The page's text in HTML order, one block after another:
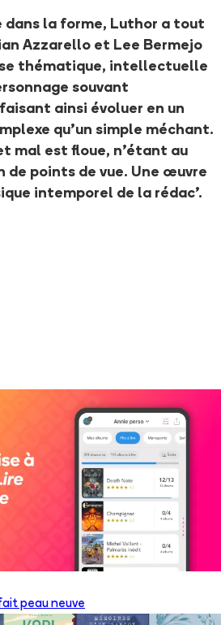
dans la forme, Luthor a tout
Azzarello et Lee Bermejo
thématique, intellectuelle
souvant
ainsi évoluer en un
qu'un simple méchant.
mal est floue, n'étant au
de points de vue. Une œuvre
intemporel de la rédac'.
peau neuve